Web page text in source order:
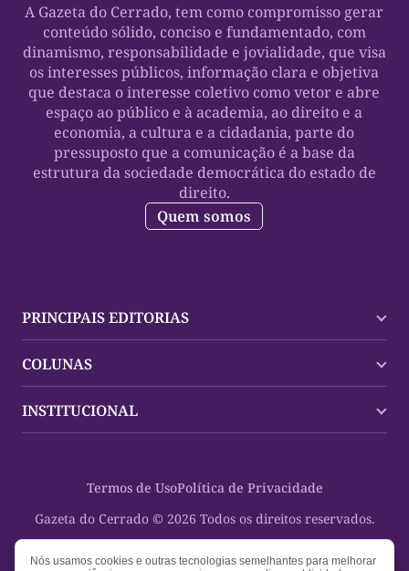
A Gazeta do Cerrado, tem como compromisso gerar
conteúdo sólido, conciso e fundamentado, com
dinamismo, responsabilidade e jovialidade, que visa
os interesses públicos, informação clara e objetiva
que destaca o interesse coletivo como vetor e abre
espaço ao público e à academia, ao direito e a
economia, a cultura e a cidadania, parte do
pressuposto que a comunicação é a base da
estrutura da sociedade democrática do estado de
direito.
Quem somos
PRINCIPAIS EDITORIAS
Palmas
Mundo
Oportunidades
Cultura
Saúde
Educação
COLUNAS
Policial
Planeta Vivo
Espaço Cidadania
Turistando Gazeta
Nosso Direito
INSTITUCIONAL
Gazeta do Cerrado © 2026 Todos os direitos reservados.
Termos de UsoPolítica de Privacidade
Nós usamos cookies e outras tecnologias semelhantes para melhorar